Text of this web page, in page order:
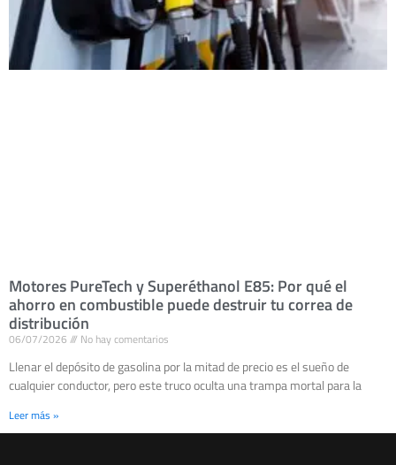
Motores PureTech y Superéthanol E85: Por qué el
ahorro en combustible puede destruir tu correa de
distribución
06/07/2026 No hay comentarios
Llenar el depósito de gasolina por la mitad de precio es el sueño de
cualquier conductor, pero este truco oculta una trampa mortal para la
Leer más »